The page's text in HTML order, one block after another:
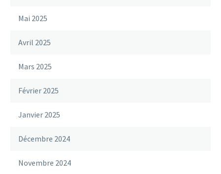
Mai 2025
Avril 2025
Mars 2025
Février 2025
Janvier 2025
Décembre 2024
Novembre 2024